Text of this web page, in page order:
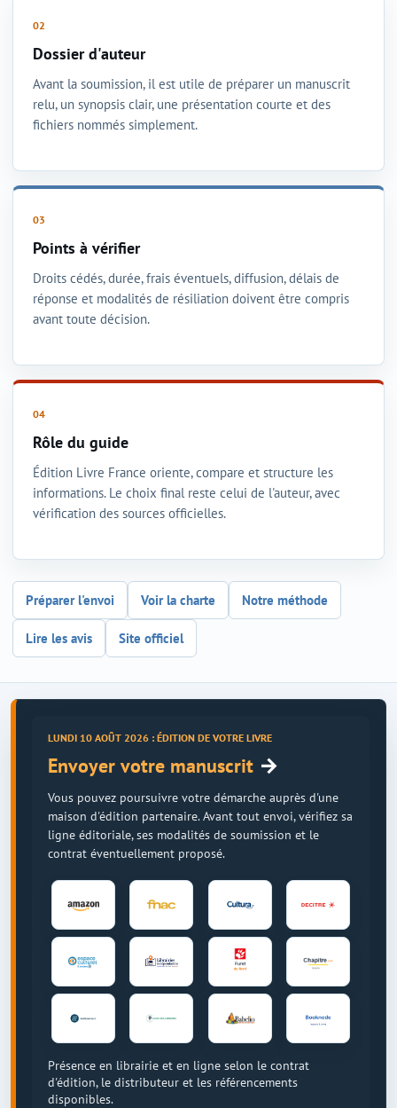
Dossier d'auteur
Avant la soumission, il est utile de préparer un manuscrit
relu, un synopsis clair, une présentation courte et des
fichiers nommés simplement.
Points à vérifier
Droits cédés, durée, frais éventuels, diffusion, délais de
réponse et modalités de résiliation doivent être compris
avant toute décision.
Rôle du guide
Édition Livre France oriente, compare et structure les
informations. Le choix final reste celui de l'auteur, avec
vérification des sources officielles.
Préparer l'envoi Voir la charte Notre méthode
Lire les avis Site officiel
LUNDI 10 AOÛT 2026 : ÉDITION DE VOTRE LIVRE
Envoyer votre manuscrit →
Vous pouvez poursuivre votre démarche auprès d'une
maison d'édition partenaire. Avant tout envoi, vérifiez sa
ligne éditoriale, ses modalités de soumission et le
contrat éventuellement proposé.
Présence en librairie et en ligne selon le contrat
d'édition, le distributeur et les référencements
disponibles.